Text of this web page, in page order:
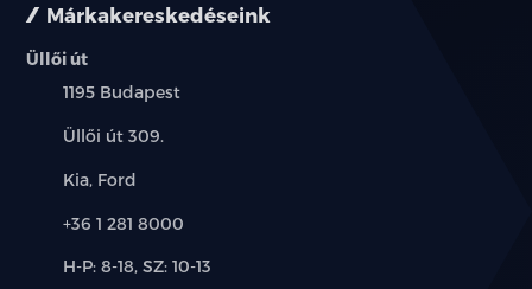
Márkakereskedéseink
Üllői út
Település:
1195 Budapest
Cím:
Üllői út 309.
Márkák:
Kia, Ford
Telefon:
+36 1 281 8000
Új-
H-P: 8-18, SZ: 10-13